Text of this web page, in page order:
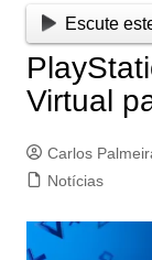
Escute
Virtual
Carlos
Notícias